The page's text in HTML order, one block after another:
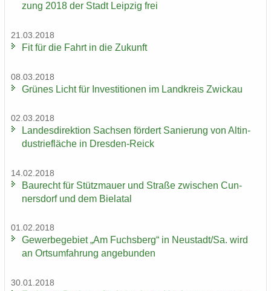
zung 2018 der Stadt Leip­zig frei
21.03.2018
Fit für die Fahrt in die Zu­kunft
08.03.2018
Grü­nes Licht für In­ves­ti­tio­nen im Land­kreis Zwi­ckau
02.03.2018
Lan­des­di­rek­ti­on Sach­sen för­dert Sa­nie­rung von Alt­in­
dus­trie­flä­che in Dresden-​Reick
14.02.2018
Bau­recht für Stütz­mau­er und Stra­ße zwi­schen Cun­
ners­dorf und dem Bie­la­tal
01.02.2018
Ge­wer­be­ge­biet „Am Fuchs­berg“ in Neu­stadt/Sa. wird
an Orts­um­fah­rung an­ge­bun­den
30.01.2018